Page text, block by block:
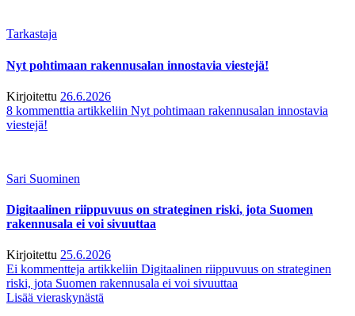
Tarkastaja
Nyt pohtimaan rakennusalan innostavia viestejä!
Kirjoitettu 26.6.2026
8 kommenttia artikkeliin Nyt pohtimaan rakennusalan innostavia
viestejä!
Sari Suominen
Digitaalinen riippuvuus on strateginen riski, jota Suomen
rakennusala ei voi sivuuttaa
Kirjoitettu 25.6.2026
Ei kommentteja artikkeliin Digitaalinen riippuvuus on strateginen
riski, jota Suomen rakennusala ei voi sivuuttaa
Lisää vieraskynästä